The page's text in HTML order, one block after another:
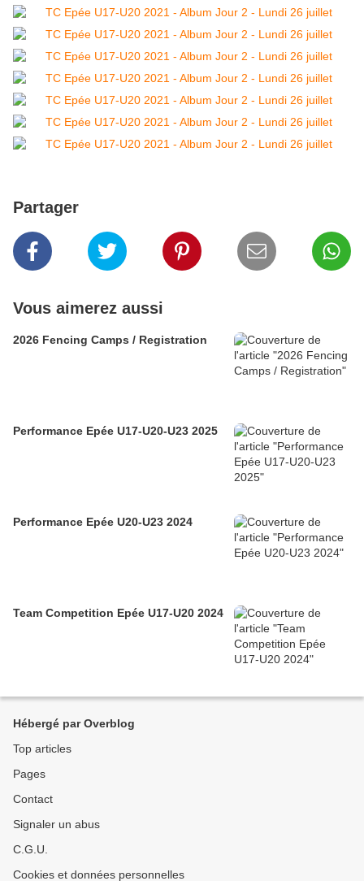
Partager
Vous aimerez aussi
2026 Fencing Camps / Registration
Performance Epée U17-U20-U23 2025
Performance Epée U20-U23 2024
Team Competition Epée U17-U20 2024
Hébergé par Overblog
Top articles
Pages
Contact
Signaler un abus
C.G.U.
Cookies et données personnelles